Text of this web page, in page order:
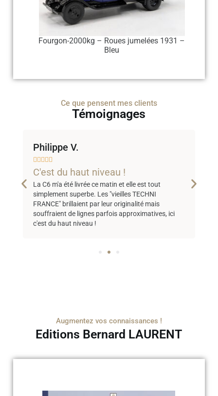
Fourgon-2000kg – Roues jumelées 1931 –
Bleu
Ce que pensent mes clients
Témoignages
Philippe V.

C'est du haut niveau !
La C6 m'a été livrée ce matin et elle est tout
simplement superbe. Les "vieilles TECHNI
FRANCE" brillaient par leur originalité mais
souffraient de lignes parfois approximatives, ici
c'est du haut niveau !
Augmentez vos connaissances !
Editions Bernard LAURENT